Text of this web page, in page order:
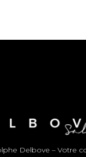
Delbove – Votre